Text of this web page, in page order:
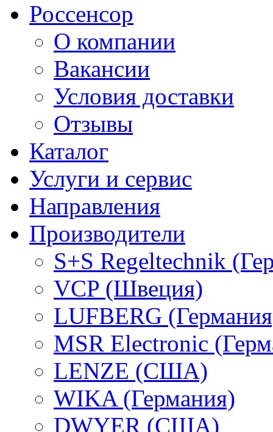
Россенсор
О компании
Вакансии
Условия доставки
Отзывы
Каталог
Услуги и сервис
Направления
Производители
S+S Regeltechnik
VCP (Швеция)
LUFBERG
MSR Electronic
LENZE (США)
WIKA (Германия)
DWYER (США)